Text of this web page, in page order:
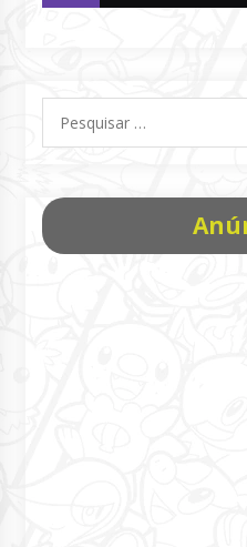
por: